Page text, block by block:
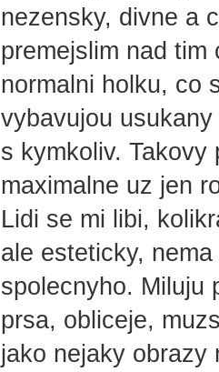
nezensky, divne a
premejslim nad
normalni holku, co
vybavujou
s kymkoliv.
maximalne uz jen
Lidi se mi libi,
ale esteticky,
spolecnyho. Miluju
prsa, obliceje,
jako nejaky obrazy